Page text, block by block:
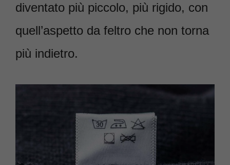
diventato più piccolo, più rigido, con
quell’aspetto da feltro che non torna
più indietro.